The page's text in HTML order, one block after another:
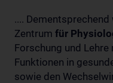
....
Zentrum für
Forschung und
Funktionen in
sowie den